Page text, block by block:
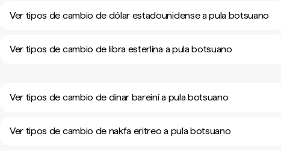
Ver tipos de cambio de dólar estadounidense a pula botsuano
Ver tipos de cambio de libra esterlina a pula botsuano
Ver tipos de cambio de dinar bareiní a pula botsuano
Ver tipos de cambio de nakfa eritreo a pula botsuano